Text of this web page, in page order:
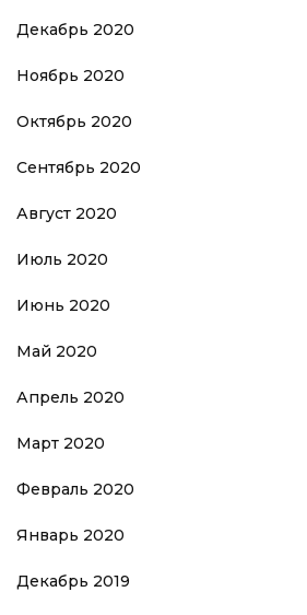
Декабрь 2020
Ноябрь 2020
Октябрь 2020
Сентябрь 2020
Август 2020
Июль 2020
Июнь 2020
Май 2020
Апрель 2020
Март 2020
Февраль 2020
Январь 2020
Декабрь 2019